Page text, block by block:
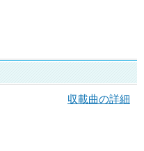
収載曲の詳細